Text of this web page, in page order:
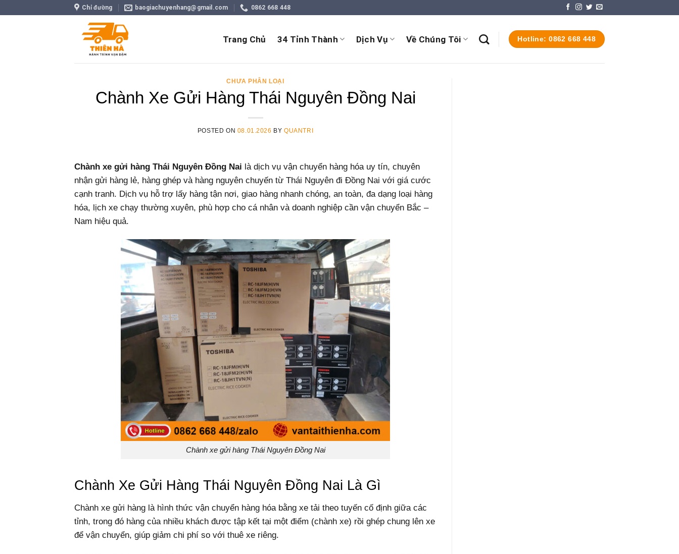
Chỉ đường baogiachuyenhang@gmail.com 0862 668 448
Trang Chủ 34 Tỉnh Thành Dịch Vụ Về Chúng Tôi Hotline: 0862 668 448
CHƯA PHÂN LOẠI
Chành Xe Gửi Hàng Thái Nguyên Đồng Nai
POSTED ON 08.01.2026 BYQUANTRI
Chành xe gửi hàng Thái Nguyên Đồng Nai là dịch vụ vận chuyển hàng hóa uy tín, chuyên
nhận gửi hàng lẻ, hàng ghép và hàng nguyên chuyến từ Thái Nguyên đi Đồng Nai với giá cước
cạnh tranh. Dịch vụ hỗ trợ lấy hàng tận nơi, giao hàng nhanh chóng, an toàn, đa dạng loại hàng
hóa, lịch xe chạy thường xuyên, phù hợp cho cá nhân và doanh nghiệp cần vận chuyển Bắc –
Nam hiệu quả.
Chành xe gửi hàng Thái Nguyên Đồng Nai
Chành Xe Gửi Hàng Thái Nguyên Đồng Nai Là Gì
Chành xe gửi hàng là hình thức vận chuyển hàng hóa bằng xe tải theo tuyến cố định giữa các
tỉnh, trong đó hàng của nhiều khách được tập kết tại một điểm (chành xe) rồi ghép chung lên xe
để vận chuyển, giúp giảm chi phí so với thuê xe riêng.